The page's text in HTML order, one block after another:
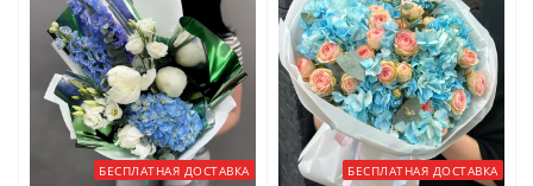
БЕСПЛАТНАЯ ДОСТАВКА БЕСПЛАТНАЯ ДОСТАВКА